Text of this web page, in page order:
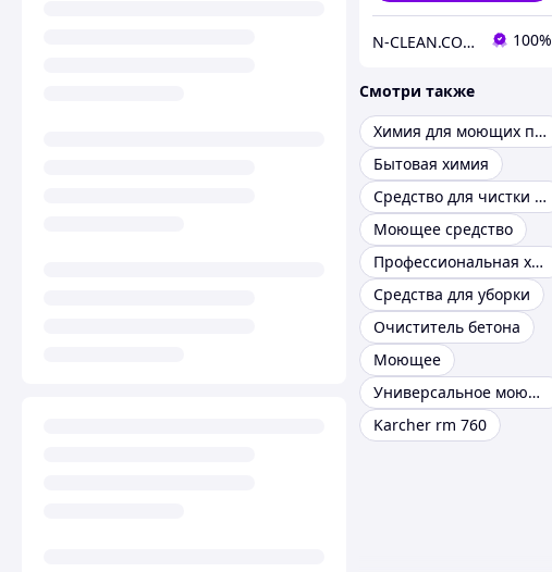
N-CLEAN.COM.UA Техника и аксессуары для уборки. 100%
Смотри также
Химия для моющих пылесосов
Бытовая химия
Средство для чистки ковров
Моющее средство
Профессиональная химия для ковров
Средства для уборки
Очиститель бетона
Моющее
Универсальное моющее средство
Karcher rm 760